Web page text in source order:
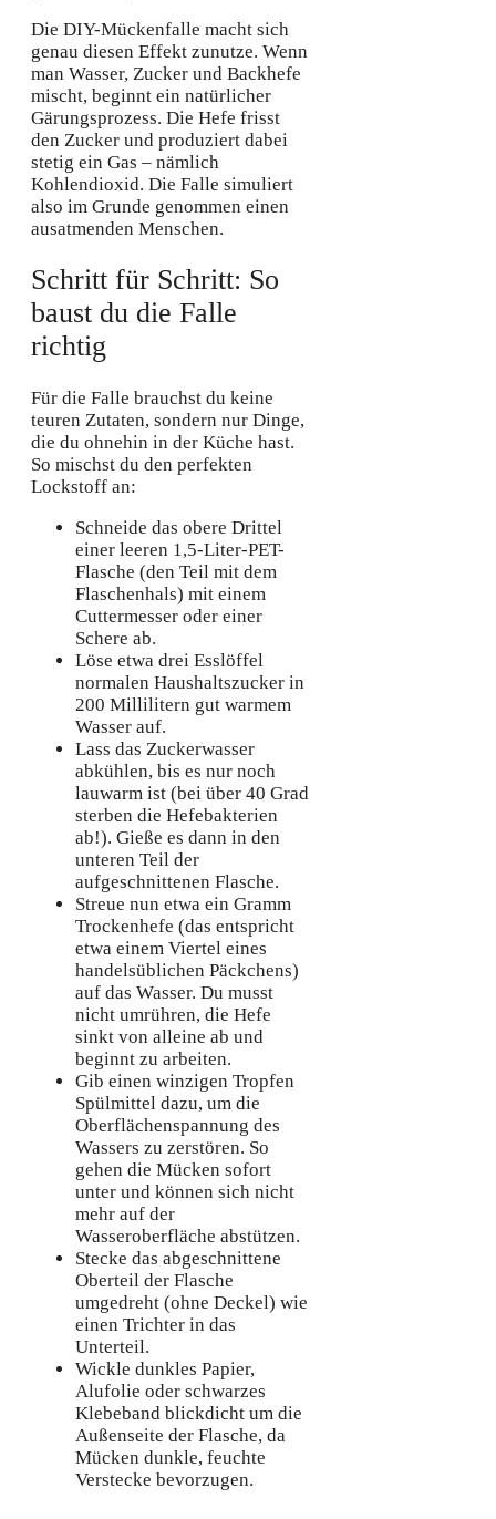
Die DIY-Mückenfalle macht sich
genau diesen Effekt zunutze. Wenn
man Wasser, Zucker und Backhefe
mischt, beginnt ein natürlicher
Gärungsprozess. Die Hefe frisst
den Zucker und produziert dabei
stetig ein Gas – nämlich
Kohlendioxid. Die Falle simuliert
also im Grunde genommen einen
ausatmenden Menschen.
Schritt für Schritt: So
baust du die Falle
richtig
Für die Falle brauchst du keine
teuren Zutaten, sondern nur Dinge,
die du ohnehin in der Küche hast.
So mischst du den perfekten
Lockstoff an:
Schneide das obere Drittel
einer leeren 1,5-Liter-PET-
Flasche (den Teil mit dem
Flaschenhals) mit einem
Cuttermesser oder einer
Schere ab.
Löse etwa drei Esslöffel
normalen Haushaltszucker in
200 Millilitern gut warmem
Wasser auf.
Lass das Zuckerwasser
abkühlen, bis es nur noch
lauwarm ist (bei über 40 Grad
sterben die Hefebakterien
ab!). Gieße es dann in den
unteren Teil der
aufgeschnittenen Flasche.
Streue nun etwa ein Gramm
Trockenhefe (das entspricht
etwa einem Viertel eines
handelsüblichen Päckchens)
auf das Wasser. Du musst
nicht umrühren, die Hefe
sinkt von alleine ab und
beginnt zu arbeiten.
Gib einen winzigen Tropfen
Spülmittel dazu, um die
Oberflächenspannung des
Wassers zu zerstören. So
gehen die Mücken sofort
unter und können sich nicht
mehr auf der
Wasseroberfläche abstützen.
Stecke das abgeschnittene
Oberteil der Flasche
umgedreht (ohne Deckel) wie
einen Trichter in das
Unterteil.
Wickle dunkles Papier,
Alufolie oder schwarzes
Klebeband blickdicht um die
Außenseite der Flasche, da
Mücken dunkle, feuchte
Verstecke bevorzugen.